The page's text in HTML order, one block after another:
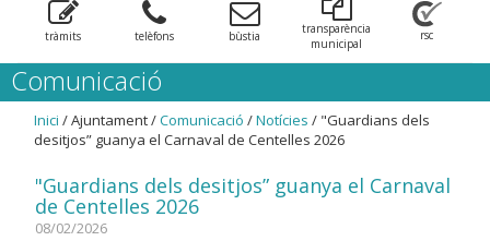
tràmits telèfons bùstia
transparència
municipal
rsc
Comunicació
Inici / Ajuntament /Comunicació /Notícies / "Guardians dels
desitjos” guanya el Carnaval de Centelles 2026
"Guardians dels desitjos” guanya el Carnaval
de Centelles 2026
08/02/2026